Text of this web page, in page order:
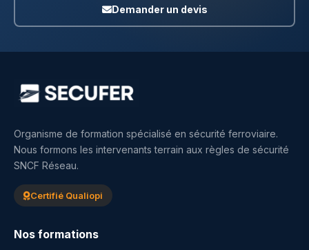
Demander un devis
Organisme de formation spécialisé en sécurité ferroviaire.
Nous formons les intervenants terrain aux règles de sécurité
SNCF Réseau.
Certifié Qualiopi
Nos formations